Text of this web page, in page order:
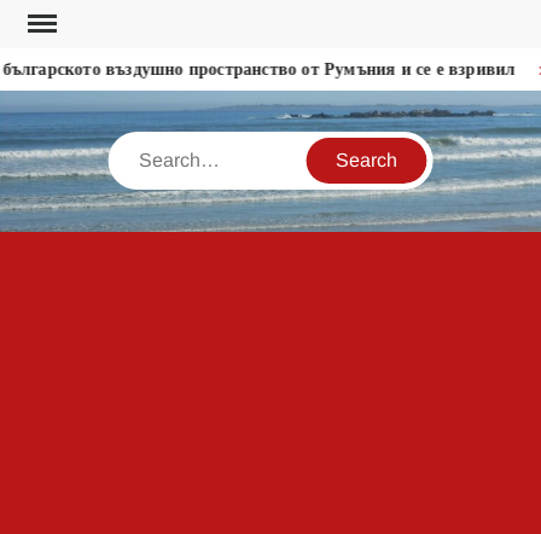
Skip
content
въздушно пространство от Румъния и се е взривил
Search